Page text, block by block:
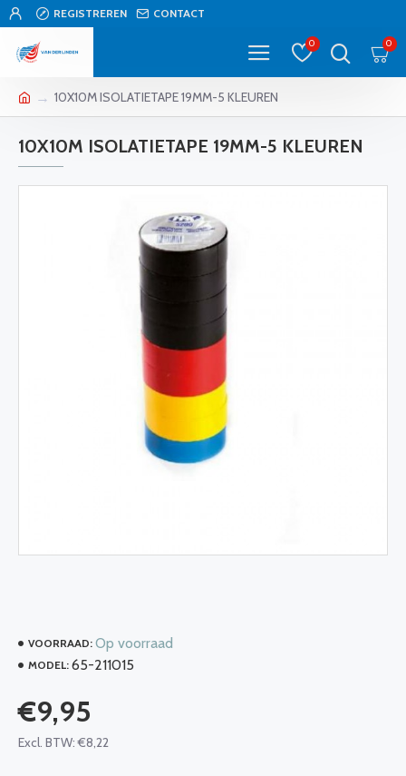
REGISTREREN CONTACT
0 0
10X10M ISOLATIETAPE 19MM-5 KLEUREN
10X10M ISOLATIETAPE 19MM-5 KLEUREN
VOORRAAD: Op voorraad
MODEL: 65-211015
€9,95
Excl. BTW: €8,22